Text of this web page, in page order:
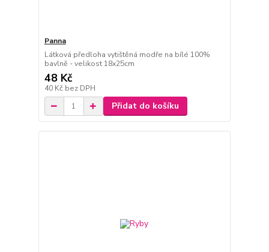
Panna
Látková předloha vytištěná modře na bílé 100%
bavlně - velikost 18x25cm
48 Kč
40 Kč bez DPH
Přidat do košíku